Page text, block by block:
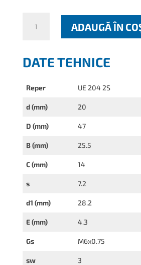
ADAUGĂ ÎN
DATE TEHNICE
Reper UE 204 2S
d (mm) 20
D (mm) 47
B (mm) 25.5
C (mm) 14
s 7.2
d1 (mm) 28.2
E (mm) 4.3
Gs M6x0.75
sw 3